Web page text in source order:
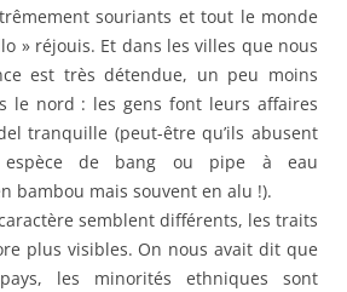
souriants et tout le monde
» réjouis. Et dans les villes que nous
est très détendue, un peu moins
le nord : les gens font leurs affaires
tranquille (peut-être qu’ils abusent
de bang ou pipe à eau
bambou mais souvent en alu !).
semblent différents, les traits
plus visibles. On nous avait dit que
les minorités ethniques sont